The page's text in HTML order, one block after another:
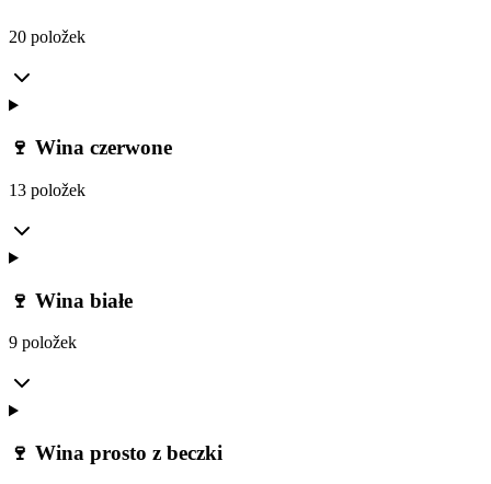
20 položek
🍷 Wina czerwone
13 položek
🍷 Wina białe
9 položek
🍷 Wina prosto z beczki